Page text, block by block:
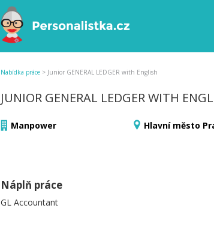
Nabídka práce > Junior GENERAL LEDGER with English
JUNIOR GENERAL LEDGER WITH
Manpower Hlavní město
Náplň práce
GL Accountant